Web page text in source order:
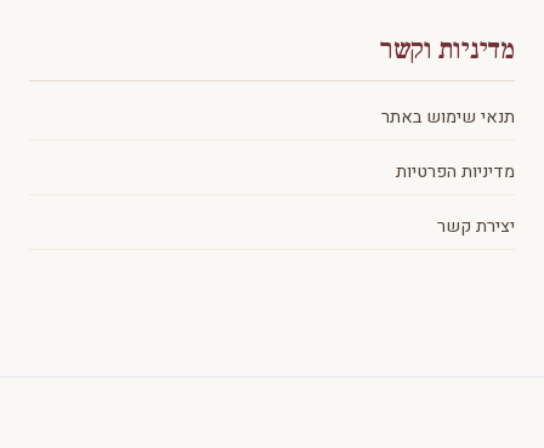
מדיניות וקשר
תנאי שימוש באתר
מדיניות הפרטיות
יצירת קשר